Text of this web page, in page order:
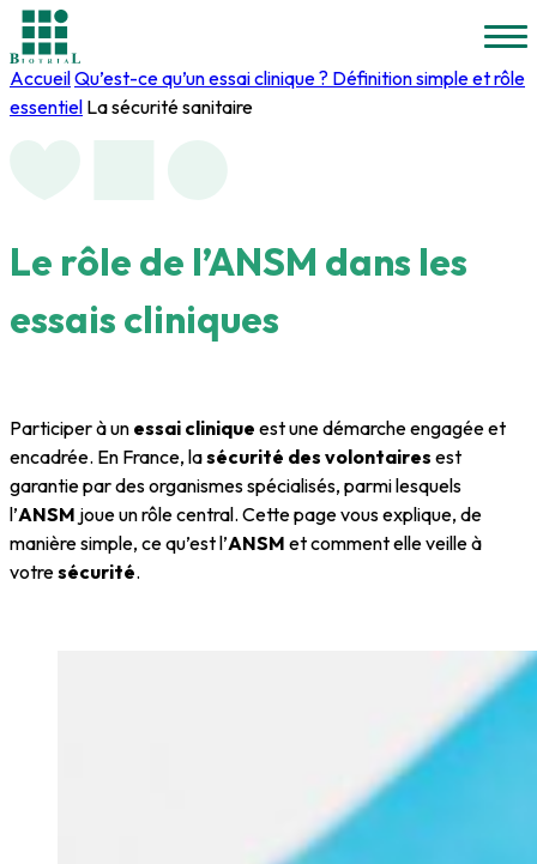
AccueilQu’est-ce qu’un essai clinique ? Définition simple et rôle
essentiel La sécurité sanitaire
Le rôle de l’ANSM dans les
essais cliniques
Participer à un essai clinique est une démarche engagée et
encadrée. En France, lasécurité des volontaires est
garantie par des organismes spécialisés, parmi lesquels
l’ANSM joue un rôle central. Cette page vous explique, de
manière simple, ce qu’est l’ANSM et comment elle veille à
votresécurité.